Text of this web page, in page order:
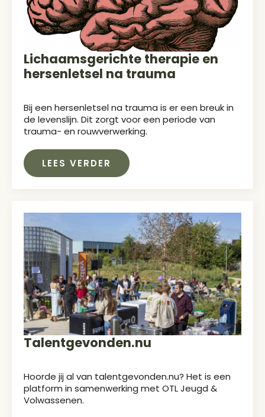
Lichaamsgerichte therapie en
hersenletsel na trauma
Bij een hersenletsel na trauma is er een breuk in
de levenslijn. Dit zorgt voor een periode van
trauma- en rouwverwerking.
LEES VERDER
Talentgevonden.nu
Hoorde jij al van talentgevonden.nu? Het is een
platform in samenwerking met OTL Jeugd &
Volwassenen.